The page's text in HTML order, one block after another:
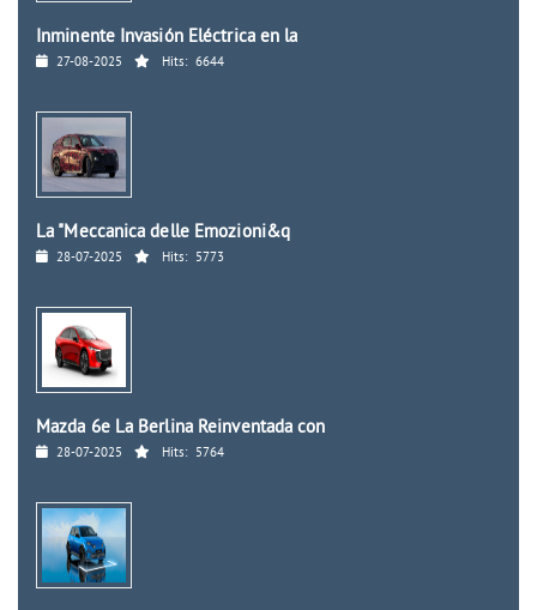
Inminente Invasión Eléctrica en la
27-08-2025 Hits: 6644
La "Meccanica delle Emozioni&q
28-07-2025 Hits: 5773
Mazda 6e La Berlina Reinventada con
28-07-2025 Hits: 5764